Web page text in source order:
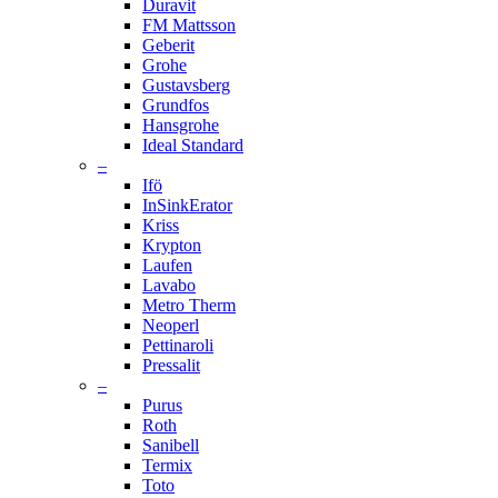
Duravit
FM Mattsson
Geberit
Grohe
Gustavsberg
Grundfos
Hansgrohe
Ideal Standard
–
Ifö
InSinkErator
Kriss
Krypton
Laufen
Lavabo
Metro Therm
Neoperl
Pettinaroli
Pressalit
–
Purus
Roth
Sanibell
Termix
Toto